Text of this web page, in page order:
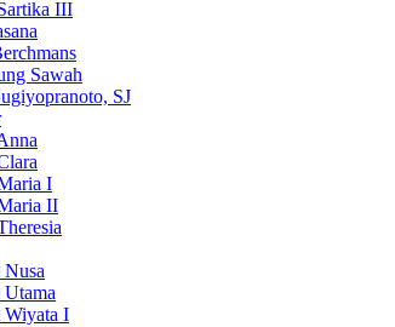
III
Sawah
SJ
I
II
I